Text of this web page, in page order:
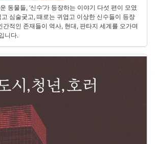
동물들, ‘신수’가 등장하는 이야기 다섯 편이 모였
심술궂고, 때로는 귀엽고 이상한 신수들이 등장
간적인 존재들이 역사, 현대, 판타지 세계를 오가며
니다.